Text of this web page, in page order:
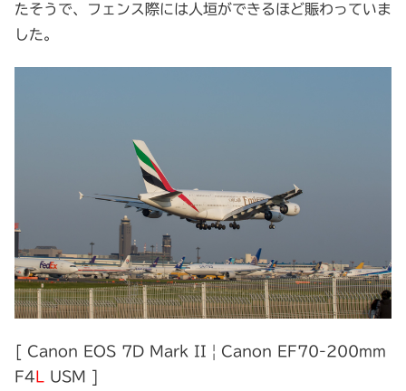
たそうで、フェンス際には人垣ができるほど賑わっていま
した。
[ Canon EOS 7D Mark II | Canon EF70-200mm
F4
USM ]